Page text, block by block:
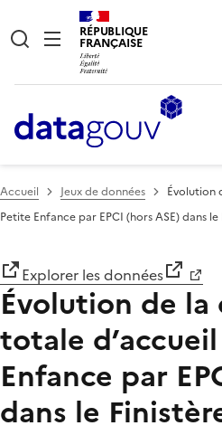
RÉPUBLIQUE
FRANÇAISE
Accueil Jeux de données
Évolution
Petite Enfance par EPCI (hors ASE) dans
Explorer les données
Évolution de la
totale
Enfance par
dans le